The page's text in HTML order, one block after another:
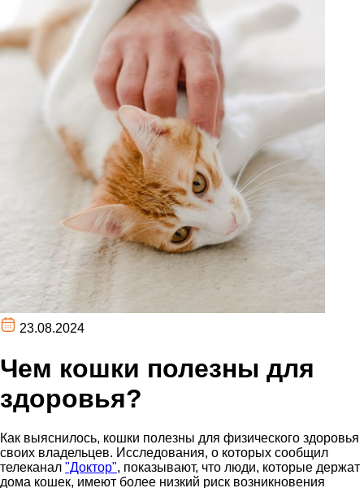
23.08.2024
Чем кошки полезны для
здоровья?
Как выяснилось, кошки полезны для физического здоровья
своих владельцев. Исследования, о которых сообщил
телеканал "Доктор", показывают, что люди, которые держат
дома кошек, имеют более низкий риск возникновения